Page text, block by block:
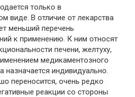
только в
виде. В отличие от лекарства
меньший перечень
к применению. К ним относят
печени, желтуху,
медикаментозного
назначается индивидуально.
переносится, очень редко
реакции со стороны